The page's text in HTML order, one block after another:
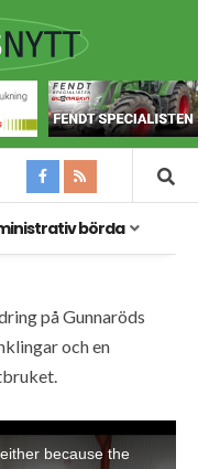
börda
på Gunnaröds
och en